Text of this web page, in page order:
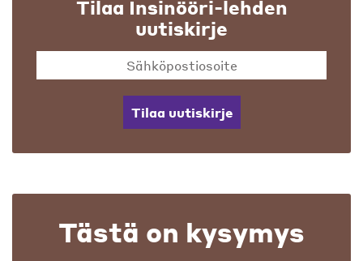
Tilaa Insinööri-lehden
uutiskirje
Tilaa uutiskirje
Tästä on kysymys